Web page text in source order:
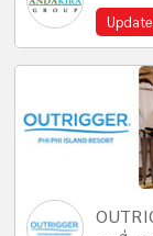
Update